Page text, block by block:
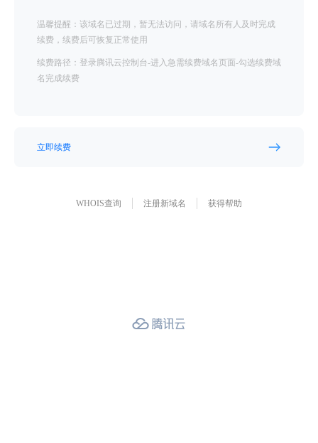
温馨提醒：该域名已过期，暂无法访问，请域名所有人及时完成
续费，续费后可恢复正常使用
续费路径：登录腾讯云控制台-进入急需续费域名页面-勾选续费域
名完成续费
立即续费
WHOIS查询 注册新域名 获得帮助